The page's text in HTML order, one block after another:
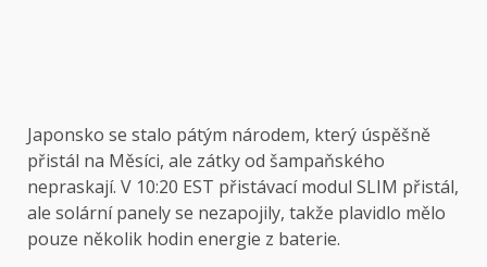
Japonsko se stalo pátým národem, který úspěšně
přistál na Měsíci, ale zátky od šampaňského
nepraskají. V 10:20 EST přistávací modul SLIM přistál,
ale solární panely se nezapojily, takže plavidlo mělo
pouze několik hodin energie z baterie.